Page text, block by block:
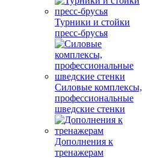
Турники и стойки
пресс-брусья
Силовые комплексы,
профессиональные
шведские стенки
Дополнения к
тренажерам